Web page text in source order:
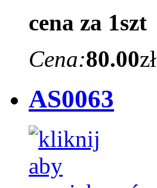
cena za 1szt
Cena:80.00zł
AS0063